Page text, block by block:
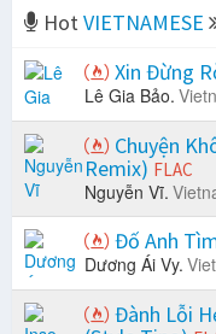
HotVIETNAMESE
Xin Đừng
Lê Gia Bảo.
Chuyện
Remix) FLAC
Nguyễn Vĩ.
Đố Anh
Dương Ái Vy.
Đành Lỗi